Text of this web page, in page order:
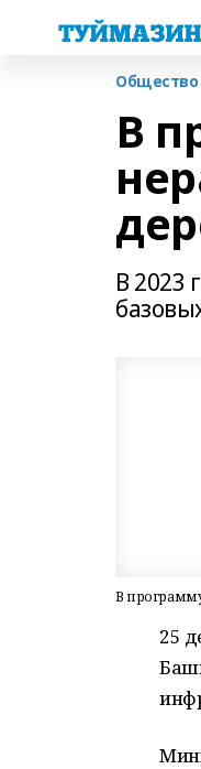
Общество
В
В 2023
В
25